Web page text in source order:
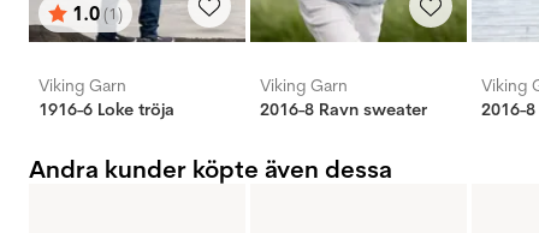
Betyg:
1.0(1)
utav 5 stjärnor
Viking Garn
1916-6 Loke tröja
Viking Garn
2016-8 Ravn sweater
Viking
2016-
Andra kunder köpte även dessa